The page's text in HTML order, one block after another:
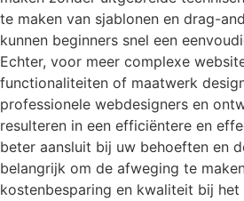
te maken van sjablonen en drag-
kunnen beginners snel een
Echter, voor meer complexe
functionaliteiten of maatwerk
professionele webdesigners en
resulteren in een efficiëntere en
beter aansluit bij uw behoeften en
belangrijk om de afweging te
kostenbesparing en kwaliteit bij